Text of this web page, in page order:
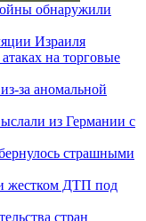
обнаружили
Израиля
на торговые
за аномальной
из Германии с
страшными
жестком ДТП под
стран